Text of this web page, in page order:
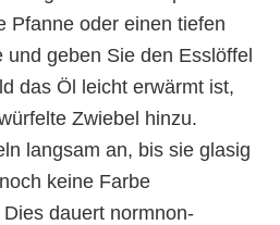
Pfanne oder einen tiefen
und geben Sie den Esslöffel
das Öl leicht erwärmt ist,
Zwiebel hinzu.
langsam an, bis sie glasig
keine Farbe
dauert normnon-